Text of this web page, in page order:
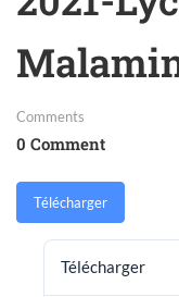
Comments
0 Comment
Télécharger
Télécharger